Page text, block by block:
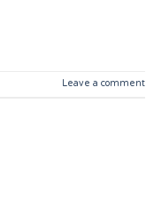
Leave a comment